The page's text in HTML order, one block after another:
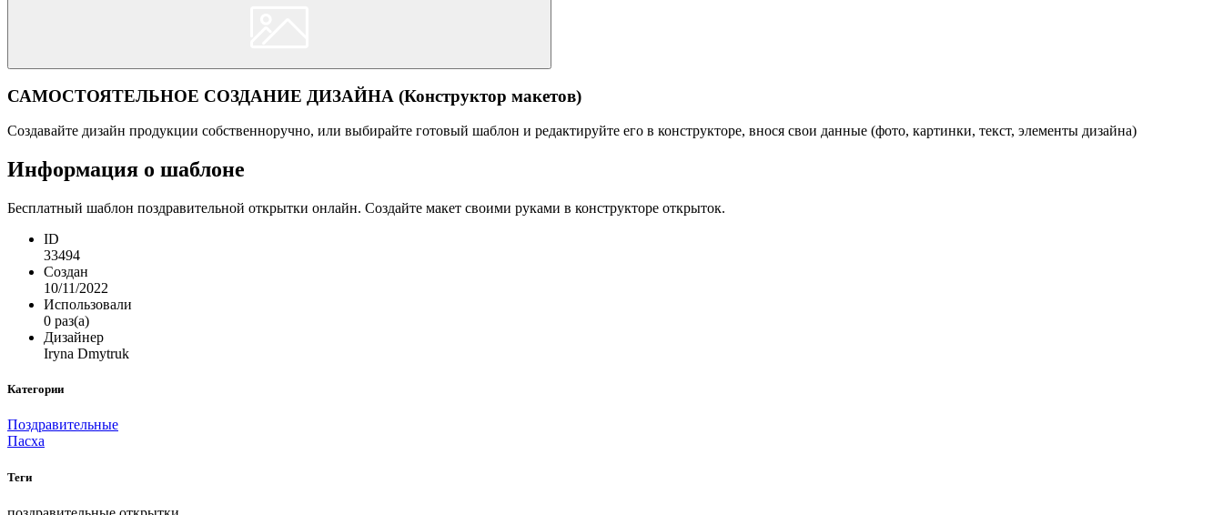
САМОСТОЯТЕЛЬНОЕ СОЗДАНИЕ ДИЗАЙНА (Конструктор макетов)
Создавайте дизайн продукции собственноручно, или выбирайте готовый шаблон и редактируйте его в конструкторе, внося свои данные (фото, картинки, текст, элементы дизайна)
Информация о шаблоне
Бесплатный шаблон поздравительной открытки онлайн. Создайте макет своими руками в конструкторе открыток.
ID
33494
Создан
10/11/2022
Использовали
0 раз(а)
Дизайнер
Iryna Dmytruk
Категории
Поздравительные
Пасха
Теги